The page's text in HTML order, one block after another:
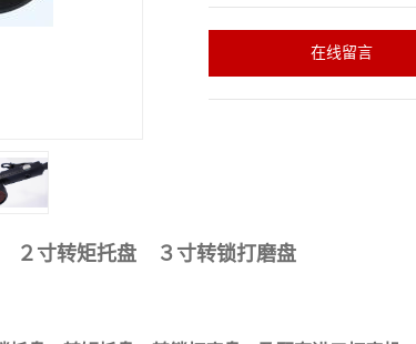
在线留言
２寸转矩托盘 ３寸转锁打磨盘